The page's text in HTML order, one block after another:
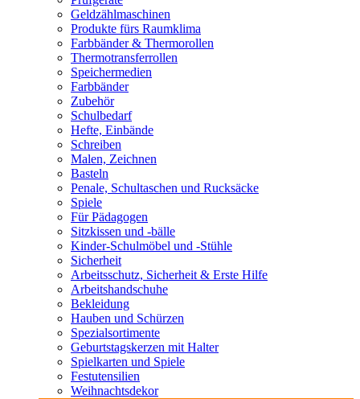
Geldzählmaschinen
Produkte fürs Raumklima
Farbbänder & Thermorollen
Thermotransferrollen
Speichermedien
Farbbänder
Zubehör
Schulbedarf
Hefte, Einbände
Schreiben
Malen, Zeichnen
Basteln
Penale, Schultaschen und Rucksäcke
Spiele
Für Pädagogen
Sitzkissen und -bälle
Kinder-Schulmöbel und -Stühle
Sicherheit
Arbeitsschutz, Sicherheit & Erste Hilfe
Arbeitshandschuhe
Bekleidung
Hauben und Schürzen
Spezialsortimente
Geburtstagskerzen mit Halter
Spielkarten und Spiele
Festutensilien
Weihnachtsdekor